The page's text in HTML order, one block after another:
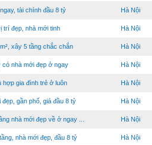
tài chính đầu 8 tỷ Hà Nội
trí đẹp, nhà mới tinh Hà Nội
xây 5 tầng chắc chắn Hà Nội
có nhà mới đẹp ở ngay Hà Nội
hợp gia đình trẻ ở luôn Hà Nội
gần phố, giá đầu 8 tỷ Hà Nội
nhà mới đẹp về ở ngay ... Hà Nội
nhà mới đẹp, đầu 8 tỷ Hà Nội